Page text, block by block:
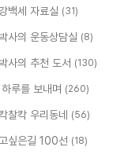
백세 자료실 (31)
사의 운동상담실 (8)
사의 추천 도서 (130)
루를 보내며 (260)
찰칵 우리동네 (56)
싶은길 100선 (18)